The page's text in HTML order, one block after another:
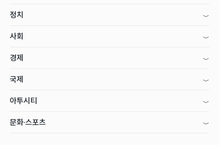
정치
사회
경제
국제
아투시티
문화·스포츠